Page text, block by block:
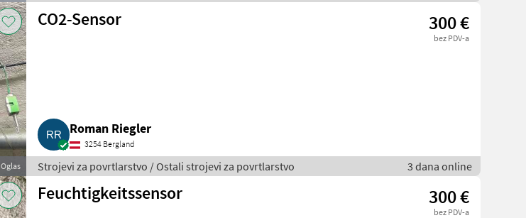
Oglas
CO2-Sensor 300 €
bez PDV-a
Roman Riegler
3254 Bergland
Strojevi za povrtlarstvo / Ostali strojevi za povrtlarstvo 3 dana online
Feuchtigkeitssensor 300 €
bez PDV-a